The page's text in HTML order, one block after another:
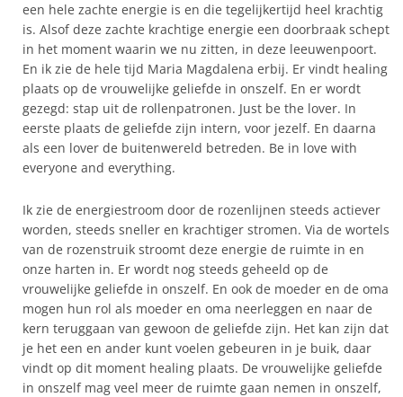
een hele zachte energie is en die tegelijkertijd heel krachtig
is. Alsof deze zachte krachtige energie een doorbraak schept
in het moment waarin we nu zitten, in deze leeuwenpoort.
En ik zie de hele tijd Maria Magdalena erbij. Er vindt healing
plaats op de vrouwelijke geliefde in onszelf. En er wordt
gezegd: stap uit de rollenpatronen. Just be the lover. In
eerste plaats de geliefde zijn intern, voor jezelf. En daarna
als een lover de buitenwereld betreden. Be in love with
everyone and everything.
Ik zie de energiestroom door de rozenlijnen steeds actiever
worden, steeds sneller en krachtiger stromen. Via de wortels
van de rozenstruik stroomt deze energie de ruimte in en
onze harten in. Er wordt nog steeds geheeld op de
vrouwelijke geliefde in onszelf. En ook de moeder en de oma
mogen hun rol als moeder en oma neerleggen en naar de
kern teruggaan van gewoon de geliefde zijn. Het kan zijn dat
je het een en ander kunt voelen gebeuren in je buik, daar
vindt op dit moment healing plaats. De vrouwelijke geliefde
in onszelf mag veel meer de ruimte gaan nemen in onszelf,